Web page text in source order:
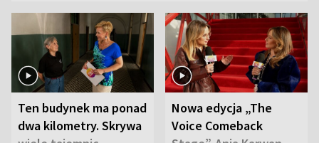
Ten budynek ma ponad
dwa kilometry. Skrywa
Nowa edycja „The
Voice Comeback